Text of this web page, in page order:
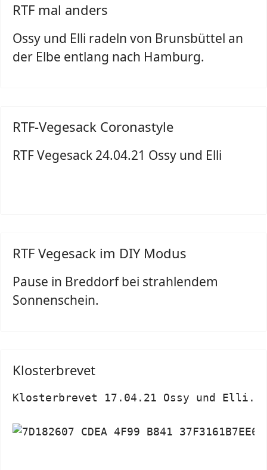
RTF mal anders
Ossy und Elli radeln von Brunsbüttel an
der Elbe entlang nach Hamburg.
RTF-Vegesack Coronastyle
RTF Vegesack 24.04.21 Ossy und Elli
RTF Vegesack im DIY Modus
Pause in Breddorf bei strahlendem
Sonnenschein.
Klosterbrevet
Klosterbrevet 17.04.21 Ossy und Elli.